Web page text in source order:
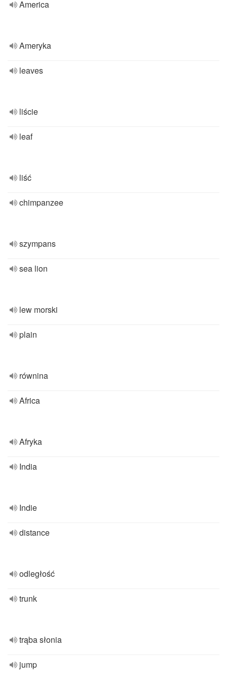
America
Ameryka
leaves
liście
leaf
liść
chimpanzee
szympans
sea lion
lew morski
plain
równina
Africa
Afryka
India
Indie
distance
odległość
trunk
trąba słonia
jump